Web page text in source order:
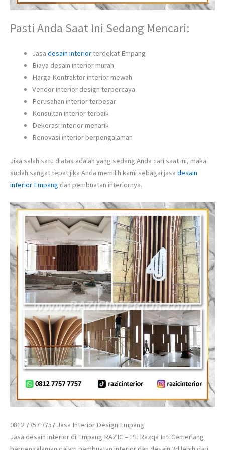
Pasti Anda Saat Ini Sedang Mencari:
Jasa desain interiorterdekat Empang
Biaya desain interior murah
Harga Kontraktor interior mewah
Vendor interior design terpercaya
Perusahan interior terbesar
Konsultan interior terbaik
Dekorasi interior menarik
Renovasi interior berpengalaman
Jika salah satu diatas adalah yang sedang Anda cari saat ini, maka
sudah sangat tepat jika Anda memilih kami sebagai jasa desain
interior Empang dan pembuatan interiornya.
0812 7757 7757 Jasa Interior Design Empang
Jasa desain interior di Empang RAZIC – PT. Razqa Inti Cemerlang